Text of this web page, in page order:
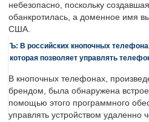
небезопасно, поскольку
обанкротилась, а доменное имя
США.
Ъ: В российских кнопочных
которая позволяет управлять
В кнопочных телефонах,
брендом, была обнаружена
помощью этого программного
управлять устройством удаленно